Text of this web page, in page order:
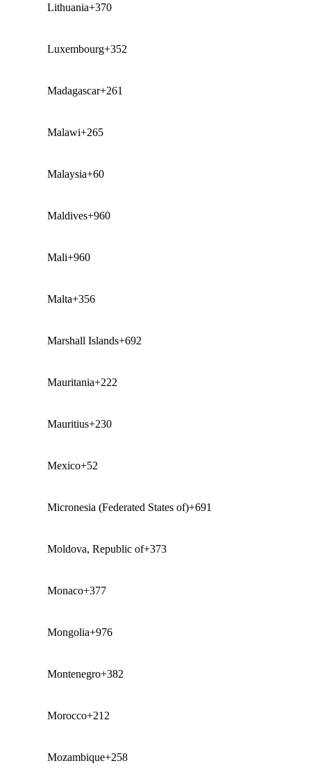
Lithuania+370
Luxembourg+352
Madagascar+261
Malawi+265
Malaysia+60
Maldives+960
Mali+960
Malta+356
Marshall Islands+692
Mauritania+222
Mauritius+230
Mexico+52
Micronesia (Federated States of)+691
Moldova, Republic of+373
Monaco+377
Mongolia+976
Montenegro+382
Morocco+212
Mozambique+258